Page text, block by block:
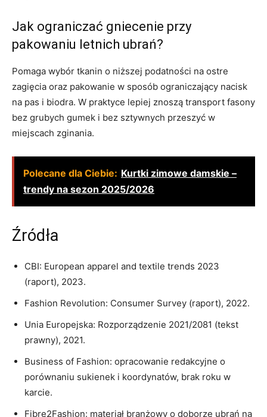
Jak ograniczać gniecenie przy
pakowaniu letnich ubrań?
Pomaga wybór tkanin o niższej podatności na ostre
zagięcia oraz pakowanie w sposób ograniczający nacisk
na pas i biodra. W praktyce lepiej znoszą transport fasony
bez grubych gumek i bez sztywnych przeszyć w
miejscach zginania.
Polecane dla Ciebie: Kurtki zimowe damskie –
trendy na sezon 2025/2026
Źródła
CBI: European apparel and textile trends 2023
(raport), 2023.
Fashion Revolution: Consumer Survey (raport), 2022.
Unia Europejska: Rozporządzenie 2021/2081 (tekst
prawny), 2021.
Business of Fashion: opracowanie redakcyjne o
porównaniu sukienek i koordynatów, brak roku w
karcie.
Fibre2Fashion: materiał branżowy o doborze ubrań na